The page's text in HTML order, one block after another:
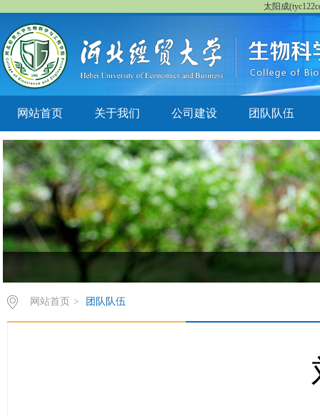
太阳成
网站首页 关于我们 公司建设 团队队伍
网站首页 > 团队队伍